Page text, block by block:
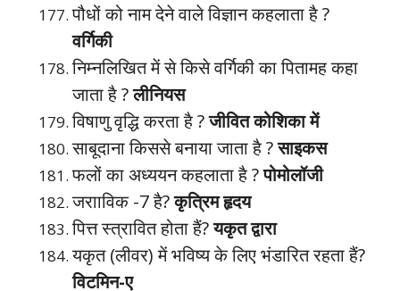
पौधों को नाम देने वाले विज्ञान कहलाता है ?
वर्गिकी
निम्नलिखित में से किसे वर्गिकी का पितामह कहा
जाता है ?लीनियस
विषाणु वृद्धि करता है ?जीवित कोशिका में
साबूदाना किससे बनाया जाता है ?साइकस
फलों का अध्ययन कहलाता है ?पोमोलॉजी
जरााविक -7 है?कृत्रिम हृदय
पित्त स्त्रावित होता हैं?यकृत द्वारा
यकृत (लीवर) में भविष्य के लिए भंडारित रहता हैं?
विटमिन-ए